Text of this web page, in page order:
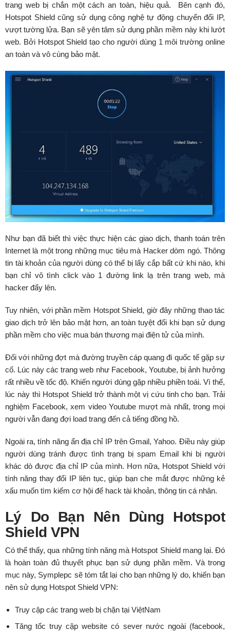
trang web bị chắn một cách an toàn, hiệu quả. Bên cạnh đó,
Hotspot Shield cũng sử dụng công nghệ tự động chuyển đổi IP,
vượt tường lửa. Bạn sẽ yên tâm sử dụng phần mềm này khi lướt
web. Bởi Hotspot Shield tạo cho người dùng 1 môi trường online
an toàn và vô cùng bảo mật.
Như bạn đã biết thì việc thực hiện các giao dịch, thanh toán trên
Internet là một trong những mục tiêu mà Hacker dòm ngó. Thông
tin tài khoản của người dùng có thể bị lấy cắp bất cứ khi nào, khi
bạn chỉ vô tình click vào 1 đường link lạ trên trang web, mà
hacker đẩy lên.
Tuy nhiên, với phần mềm Hotspot Shield, giờ đây những thao tác
giao dịch trở lên bảo mật hơn, an toàn tuyệt đối khi bạn sử dụng
phần mềm cho việc mua bán thương mại điện tử của mình.
Đối với những đợt mà đường truyền cáp quang đi quốc tế gặp sự
cố. Lúc này các trang web như Facebook, Youtube, bị ảnh hưởng
rất nhiều về tốc độ. Khiến người dùng gặp nhiều phiền toái. Vì thế,
lúc này thì Hotspot Shield trở thành một vị cứu tinh cho bạn. Trải
nghiệm Facebook, xem video Youtube mượt mà nhất, trong mọi
người vẫn đang đợi load trang đến cả tiếng đồng hồ.
Ngoài ra, tính năng ẩn địa chỉ IP trên Gmail, Yahoo. Điều này giúp
người dùng tránh được tình trạng bị spam Email khi bị người
khác dò được địa chỉ IP của mình. Hơn nữa, Hotspot Shield với
tính năng thay đổi IP liên tục, giúp bạn che mắt được những kẻ
xấu muốn tìm kiếm cơ hội để hack tài khoản, thông tin cá nhân.
Lý Do Bạn Nên Dùng Hotspot
Shield VPN
Có thể thấy, qua những tính năng mà Hotspot Shield mang lại. Đó
là hoàn toàn đủ thuyết phục bạn sử dụng phần mềm. Và trong
mục này, Symplepc sẽ tóm tắt lại cho bạn những lý do, khiến bạn
nên sử dụng Hotspot Shield VPN:
Truy cập các trang web bị chặn tại ViệtNam
Tăng tốc truy cập website có sever nước ngoài (facebook,